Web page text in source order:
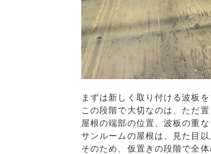
まずは新しく取り付ける波板
この段階で大切なのは、ただ置
屋根の端部の位置、波板の重
サンルームの屋根は、見た目
そのため、仮置きの段階で全